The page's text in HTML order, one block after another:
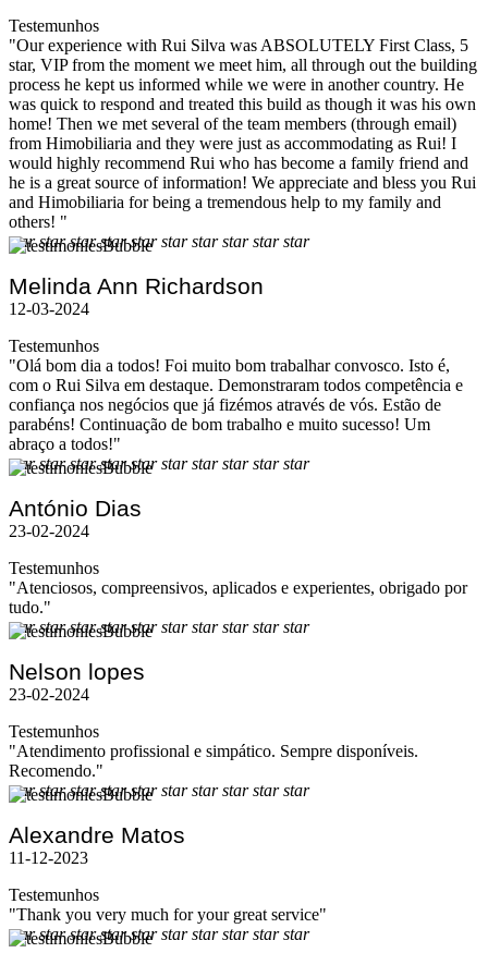
Testemunhos
"Our experience with Rui Silva was ABSOLUTELY First Class, 5
star, VIP from the moment we meet him, all through out the building
process he kept us informed while we were in another country. He
was quick to respond and treated this build as though it was his own
home! Then we met several of the team members (through email)
from Himobiliaria and they were just as accommodating as Rui! I
would highly recommend Rui who has become a family friend and
he is a great source of information! We appreciate and bless you Rui
and Himobiliaria for being a tremendous help to my family and
others! "
star star star star star star star star star star
Melinda Ann Richardson
12-03-2024
Testemunhos
"Olá bom dia a todos! Foi muito bom trabalhar convosco. Isto é,
com o Rui Silva em destaque. Demonstraram todos competência e
confiança nos negócios que já fizémos através de vós. Estão de
parabéns! Continuação de bom trabalho e muito sucesso! Um
abraço a todos!"
star star star star star star star star star star
António Dias
23-02-2024
Testemunhos
"Atenciosos, compreensivos, aplicados e experientes, obrigado por
tudo."
star star star star star star star star star star
Nelson lopes
23-02-2024
Testemunhos
"Atendimento profissional e simpático. Sempre disponíveis.
Recomendo."
star star star star star star star star star star
Alexandre Matos
11-12-2023
Testemunhos
"Thank you very much for your great service"
star star star star star star star star star star